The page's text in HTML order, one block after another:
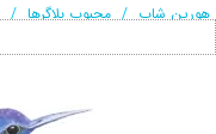
هورین شاپ محبوب بلاگرها